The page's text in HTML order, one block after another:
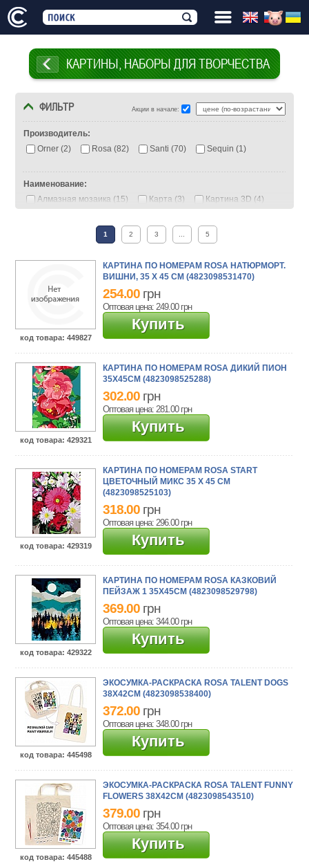
КАРТИНЫ, НАБОРЫ ДЛЯ ТВОРЧЕСТВА
ФИЛЬТР Акции в начале:
Производитель:
Orner (2)
Rosa (82) Santi (70) Sequin (1)
Наименование:
Алмазная мозаика (15)
Карта (3)
Картина 3D (4)
Картина по номерам (238)
Экосумка (17)
15х15 (3)
15х20 (6) 18х18 (1)
20х20 (3)
30x40 (8) 35x45 (49)
38х42 (17)
40х40 (8)
40х50 (66)
1 2 3 5
код товара: 449827
КАРТИНА ПО НОМЕРАМ ROSA НАТЮРМОРТ.
ВИШНИ, 35 Х 45 СМ (4823098531470)
254.00 грн
Оптовая цена: 249.00 грн
Купить
код товара: 429321
КАРТИНА ПО НОМЕРАМ ROSA ДИКИЙ ПИОН
35Х45СМ (4823098525288)
302.00 грн
Оптовая цена: 281.00 грн
Купить
код товара: 429319
КАРТИНА ПО НОМЕРАМ ROSA START
ЦВЕТОЧНЫЙ МИКС 35 Х 45 СМ
(4823098525103)
318.00 грн
Оптовая цена: 296.00 грн
Купить
код товара: 429322
КАРТИНА ПО НОМЕРАМ ROSA КАЗКОВИЙ
ПЕЙЗАЖ 1 35Х45СМ (4823098529798)
369.00 грн
Оптовая цена: 344.00 грн
Купить
код товара: 445498
ЭКОСУМКА-РАСКРАСКА ROSA TALENT DOGS
38Х42СМ (4823098538400)
372.00 грн
Оптовая цена: 348.00 грн
Купить
код товара: 445488
ЭКОСУМКА-РАСКРАСКА ROSA TALENT FUNNY
FLOWERS 38Х42СМ (4823098543510)
379.00 грн
Оптовая цена: 354.00 грн
Купить